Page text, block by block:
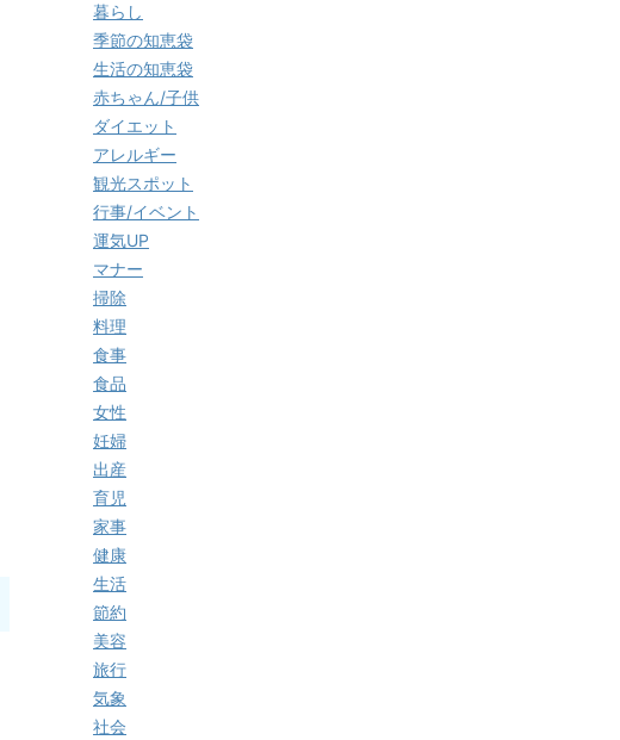
暮らし
季節の知恵袋
生活の知恵袋
赤ちゃん/子供
ダイエット
アレルギー
観光スポット
行事/イベント
運気UP
マナー
掃除
料理
食事
食品
女性
妊婦
出産
育児
家事
健康
生活
節約
美容
旅行
気象
社会